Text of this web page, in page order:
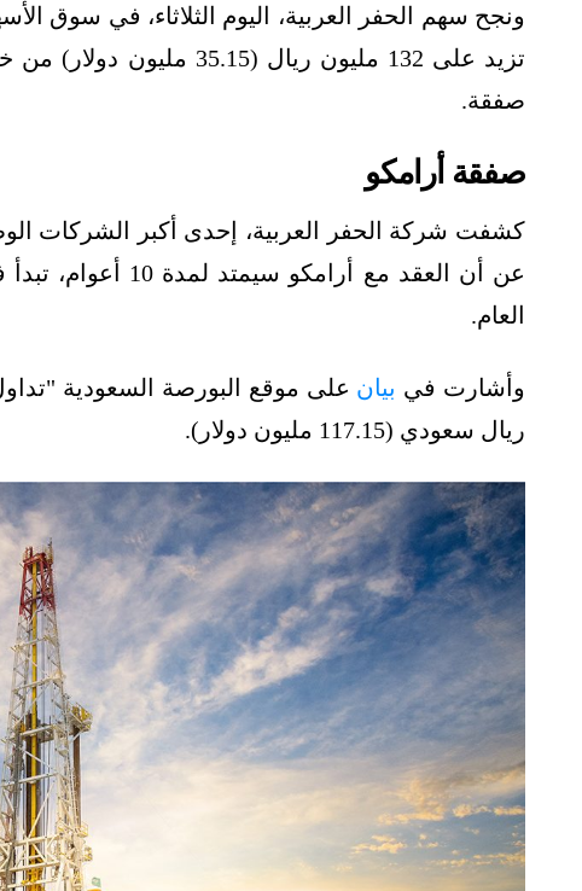
ونجح سهم الحفر العربية، اليوم الثلاثاء، في سوق
صفقة.
صفقة أرامكو
كشفت شركة الحفر العربية، إحدى أكبر الشركات
عن أن العقد مع
العام.
وأشارت في بيان
ريال سعودي (117.15 مليون دولار).